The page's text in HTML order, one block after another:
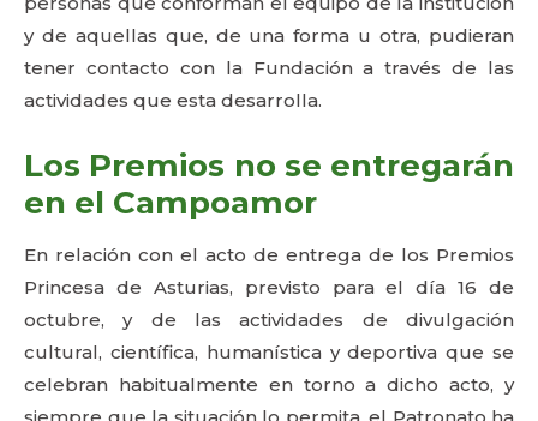
y de aquellas que, de una forma u otra, pudieran
tener contacto con la Fundación a través de las
actividades que esta desarrolla.
Los Premios no se entregarán
en el Campoamor
En relación con el acto de entrega de los Premios
Princesa de Asturias, previsto para el día 16 de
octubre, y de las actividades de divulgación
cultural, científica, humanística y deportiva que se
celebran habitualmente en torno a dicho acto, y